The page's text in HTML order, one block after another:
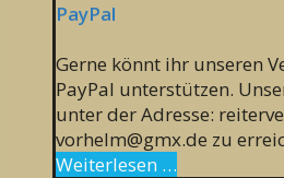
PayPal
Gerne könnt ihr unseren
PayPal unterstützen.
unter der Adresse:
vorhelm@gmx.de zu
Weiterlesen …